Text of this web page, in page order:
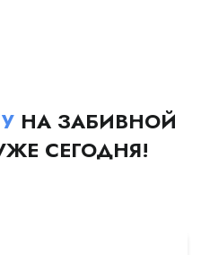
НА ЗАБИВНОЙ
СЕГОДНЯ!